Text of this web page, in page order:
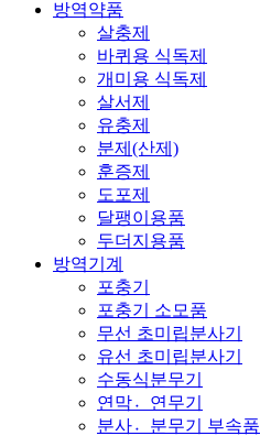
방역약품
살충제
바퀴용 식독제
개미용 식독제
살서제
유충제
분제(산제)
훈증제
도포제
달팽이용품
두더지용품
방역기계
포충기
포충기 소모품
무선 초미립분사기
유선 초미립분사기
수동식분무기
연막연〮무기
분사분〮무기 부속품